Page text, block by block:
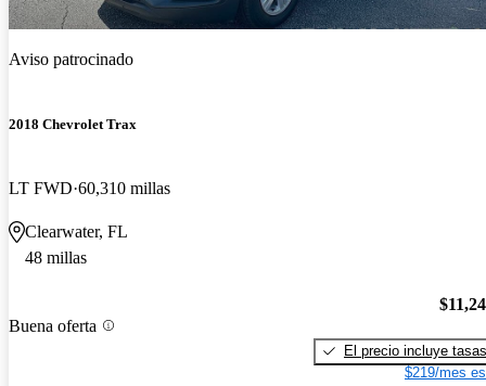
Aviso patrocinado
2018 Chevrolet Trax
LT FWD 60,310 millas
Clearwater, FL
48 millas
Buena oferta
El precio incluye tasas
$219/mes